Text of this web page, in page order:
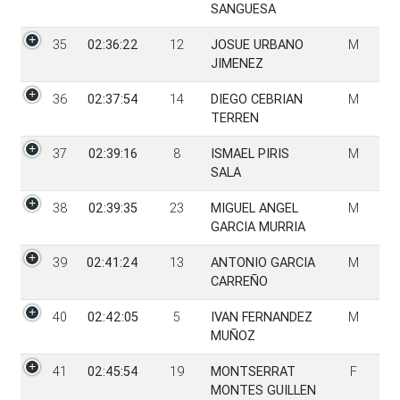
SANGUESA
35 02:36:22 12
JOSUE URBANO
JIMENEZ
M
36 02:37:54 14
DIEGO CEBRIAN
TERREN
M
37 02:39:16 8
ISMAEL PIRIS
SALA
M
38 02:39:35 23
MIGUEL ANGEL
GARCIA MURRIA
M
39 02:41:24 13
ANTONIO GARCIA
CARREÑO
M
40 02:42:05 5
IVAN FERNANDEZ
MUÑOZ
M
41 02:45:54 19
MONTSERRAT
MONTES GUILLEN
F